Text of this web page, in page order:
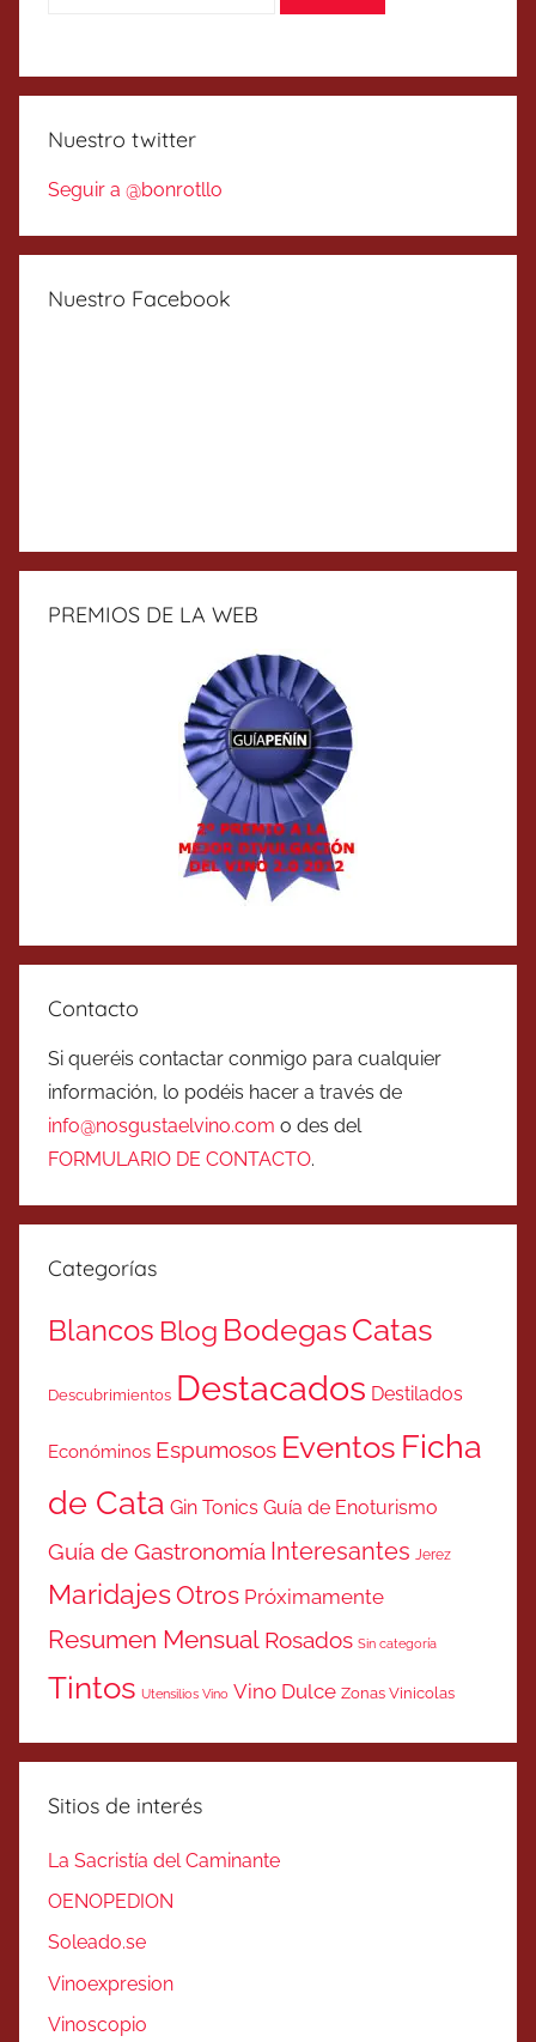
Nuestro twitter
Seguir a @bonrotllo
Nuestro Facebook
PREMIOS DE LA WEB
Contacto
Si queréis contactar conmigo para cualquier
información, lo podéis hacer a través de
info@nosgustaelvino.com o des del
FORMULARIO DE CONTACTO.
Categorías
Blancos Blog BodegasCatas
Descubrimientos Destacados Destilados
Económinos Espumosos Eventos Ficha
de Cata Gin Tonics Guía de Enoturismo
Guía de Gastronomía Interesantes Jerez
MaridajesOtros Próximamente
Resumen Mensual Rosados Sin categoría
Tintos Utensilios Vino Vino Dulce Zonas Vinicolas
Sitios de interés
La Sacristía del Caminante
OENOPEDION
Soleado.se
Vinoexpresion
Vinoscopio